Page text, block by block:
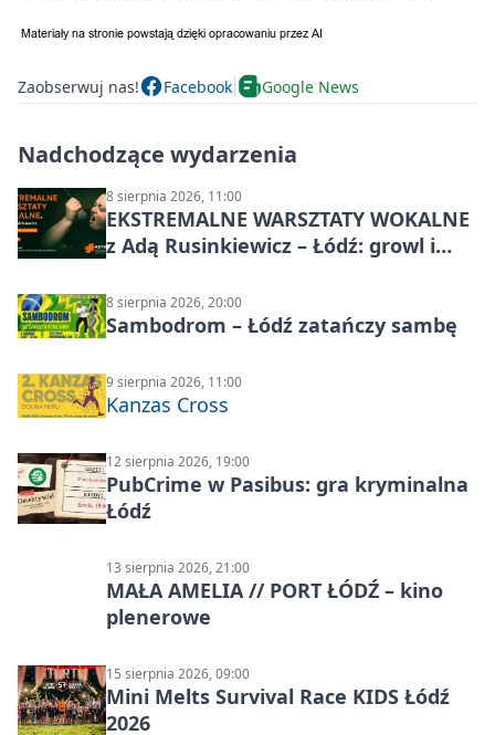
Zaobserwuj nas! Facebook Google News
Nadchodzące wydarzenia
8 sierpnia 2026, 11:00
EKSTREMALNE WARSZTATY WOKALNE
z Adą Rusinkiewicz – Łódź: growl i
8 sierpnia 2026, 20:00
Sambodrom – Łódź zatańczy sambę
9 sierpnia 2026, 11:00
Kanzas Cross
12 sierpnia 2026, 19:00
PubCrime w Pasibus: gra kryminalna
Łódź
13 sierpnia 2026, 21:00
MAŁA AMELIA // PORT ŁÓDŹ – kino
plenerowe
15 sierpnia 2026, 09:00
Mini Melts Survival Race KIDS Łódź
2026